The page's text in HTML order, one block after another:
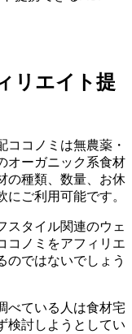
リエイト提
ココノミは無農薬・
オーガニック系食材
の種類、数量、お休
ご利用可能です。
スタイル関連のウェ
コノミをアフィリエ
のではないでしょう
べている人は食材宅
検討しようとしてい